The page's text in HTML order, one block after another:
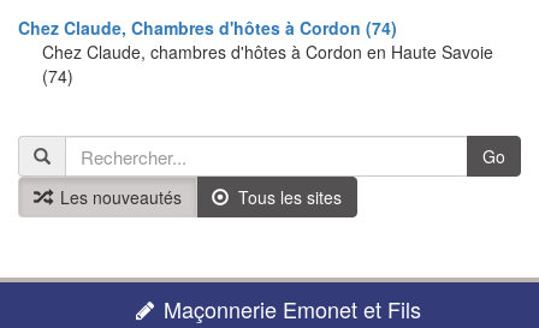
Chez Claude, Chambres d'hôtes à Cordon (74)
Chez Claude, chambres d'hôtes à Cordon en Haute Savoie
(74)
Go
Les nouveautés
Tous les sites
Maçonnerie Emonet et Fils